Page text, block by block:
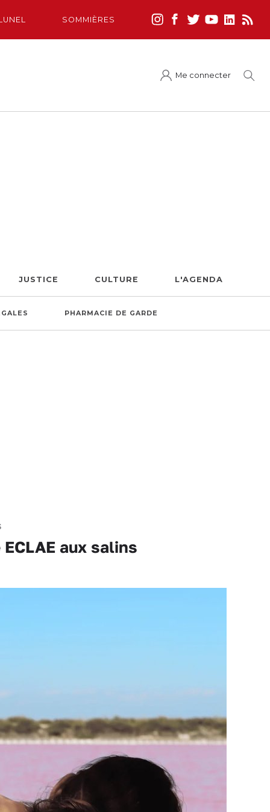
SOMMIÈRES
Me connecter
JUSTICE CULTURE L'AGENDA
PHARMACIE DE GARDE
aux salins